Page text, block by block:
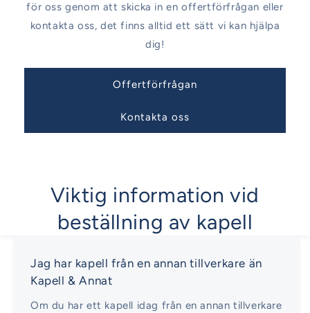
för oss genom att skicka in en offertförfrågan eller
kontakta oss, det finns alltid ett sätt vi kan hjälpa
dig!
Offertförfrågan
Kontakta oss
Viktig information vid
beställning av kapell
Jag har kapell från en annan tillverkare än
Kapell & Annat
Om du har ett kapell idag från en annan tillverkare